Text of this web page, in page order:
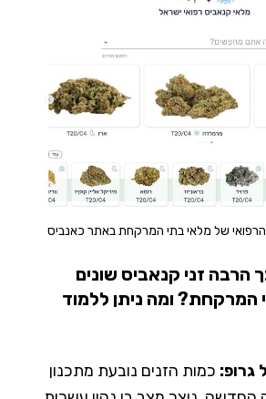
של מלאי בתי המרקחת באתר כאנביס
הרבה זני קנאביס שונים
ומה ניתן ללמוד
גרופ: כמות הזנים נובעת מתכנון